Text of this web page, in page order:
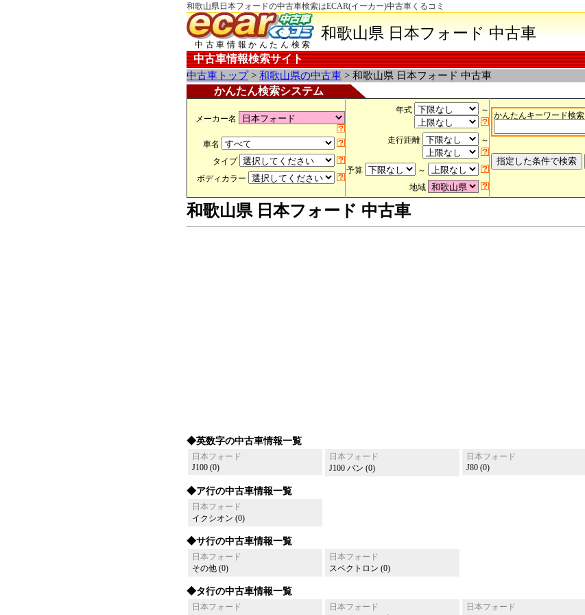
和歌山県日本フォードの中古車検索はECAR(イーカー)中古車くるコミ
中古車情報かんたん検索
和歌山県 日本フォード 中古車
中古車情報検索サイト
中古車トップ> 和歌山県の中古車 > 和歌山県 日本フォード 中古車
かんたん検索システム
メーカー名
車名
タイプ
ボディカラー
年式 ～
走行距離 ～
予算
～
地域
かんたんキーワード検索
和歌山県 日本フォード 中古車
◆英数字の中古車情報一覧
日本フォード
J100 (0)
日本フォード
J100 バン (0)
日本フォード
J80 (0)
◆ア行の中古車情報一覧
日本フォード
イクシオン (0)
◆サ行の中古車情報一覧
日本フォード
その他 (0)
日本フォード
スペクトロン (0)
◆タ行の中古車情報一覧
日本フォード
日本フォード
日本フォード